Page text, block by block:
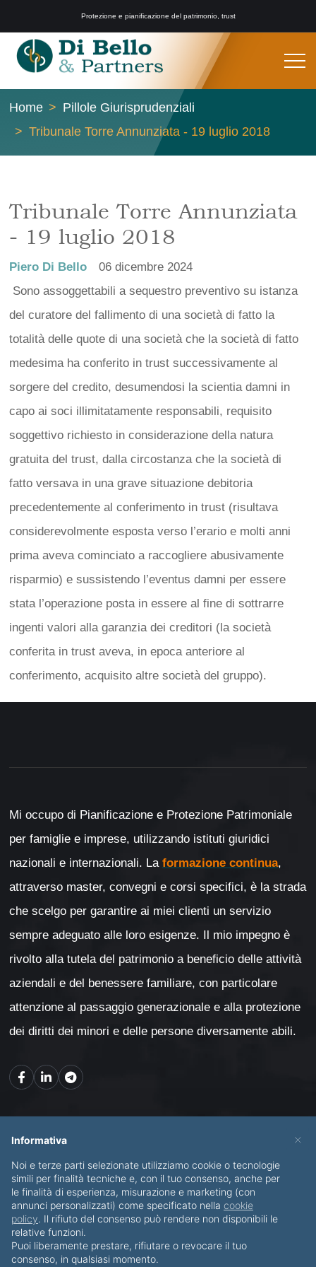
Protezione e pianificazione del patrimonio, trust
Home
Pillole Giurisprudenziali
Tribunale Torre Annunziata - 19 luglio 2018
Tribunale Torre Annunziata
- 19 luglio 2018
Piero Di Bello
06 dicembre 2024
Sono assoggettabili a sequestro preventivo su istanza
del curatore del fallimento di una società di fatto la
totalità delle quote di una società che la società di fatto
medesima ha conferito in trust successivamente al
sorgere del credito, desumendosi la scientia damni in
capo ai soci illimitatamente responsabili, requisito
soggettivo richiesto in considerazione della natura
gratuita del trust, dalla circostanza che la società di
fatto versava in una grave situazione debitoria
precedentemente al conferimento in trust (risultava
considerevolmente esposta verso l’erario e molti anni
prima aveva cominciato a raccogliere abusivamente
risparmio) e sussistendo l’eventus damni per essere
stata l’operazione posta in essere al fine di sottrarre
ingenti valori alla garanzia dei creditori (la società
conferita in trust aveva, in epoca anteriore al
conferimento, acquisito altre società del gruppo).
Mi occupo di Pianificazione e Protezione Patrimoniale
per famiglie e imprese, utilizzando istituti giuridici
nazionali e internazionali. La formazione continua,
attraverso master, convegni e corsi specifici, è la strada
che scelgo per garantire ai miei clienti un servizio
sempre adeguato alle loro esigenze. Il mio impegno è
rivolto alla tutela del patrimonio a beneficio delle attività
aziendali e del benessere familiare, con particolare
attenzione al passaggio generazionale e alla protezione
dei diritti dei minori e delle persone diversamente abili.
CHI SONO SERVIZI
BLOG CONTATTI
×
Informativa
Noi e terze parti selezionate utilizziamo cookie o tecnologie
simili per finalità tecniche e, con il tuo consenso, anche per
le finalità di esperienza, misurazione e marketing (con
annunci personalizzati) come specificato nella cookie
policy. Il rifiuto del consenso può rendere non disponibili le
relative funzioni.
Puoi liberamente prestare, rifiutare o revocare il tuo
consenso, in qualsiasi momento.